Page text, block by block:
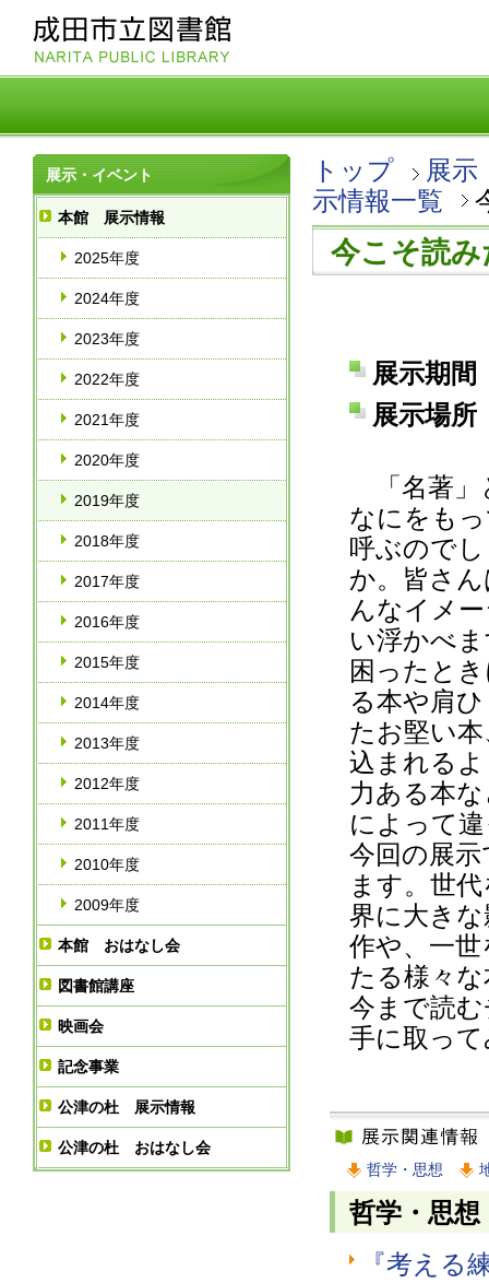
展示・イベント
本館 展示情報
2025年度
2024年度
2023年度
2022年度
2021年度
2020年度
2019年度
2018年度
2017年度
2016年度
2015年度
2014年度
2013年度
2012年度
2011年度
2010年度
2009年度
本館 おはなし会
図書館講座
映画会
記念事業
公津の杜 展示情報
公津の杜 おはなし会
トップ
展示
示情報一覧
今こそ読
展示期間
展示場所
「名著」
なにをも
呼ぶので
か。皆さ
んなイメ
い浮かべ
困ったと
る本や肩
たお堅い
込まれる
力ある本
によって
今回の展
ます。世
界に大き
作や、一
たる様々
今まで読
手に取っ
哲学・思想
哲学・思想
『考える